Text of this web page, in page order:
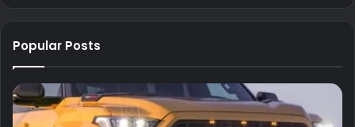
Popular Posts